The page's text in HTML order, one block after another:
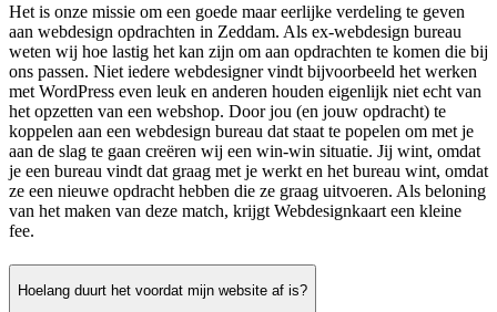
Het is onze missie om een goede maar eerlijke verdeling te geven
aan webdesign opdrachten in Zeddam. Als ex-webdesign bureau
weten wij hoe lastig het kan zijn om aan opdrachten te komen die bij
ons passen. Niet iedere webdesigner vindt bijvoorbeeld het werken
met WordPress even leuk en anderen houden eigenlijk niet echt van
het opzetten van een webshop. Door jou (en jouw opdracht) te
koppelen aan een webdesign bureau dat staat te popelen om met je
aan de slag te gaan creëren wij een win-win situatie. Jij wint, omdat
je een bureau vindt dat graag met je werkt en het bureau wint, omdat
ze een nieuwe opdracht hebben die ze graag uitvoeren. Als beloning
van het maken van deze match, krijgt Webdesignkaart een kleine
fee.
Hoelang duurt het voordat mijn website af is?